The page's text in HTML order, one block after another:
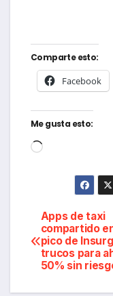
Comparte esto:
Facebook
Me gusta esto:
Cargando...
de
entradas
Apps de taxi
compartido
pico de
trucos para
50% sin